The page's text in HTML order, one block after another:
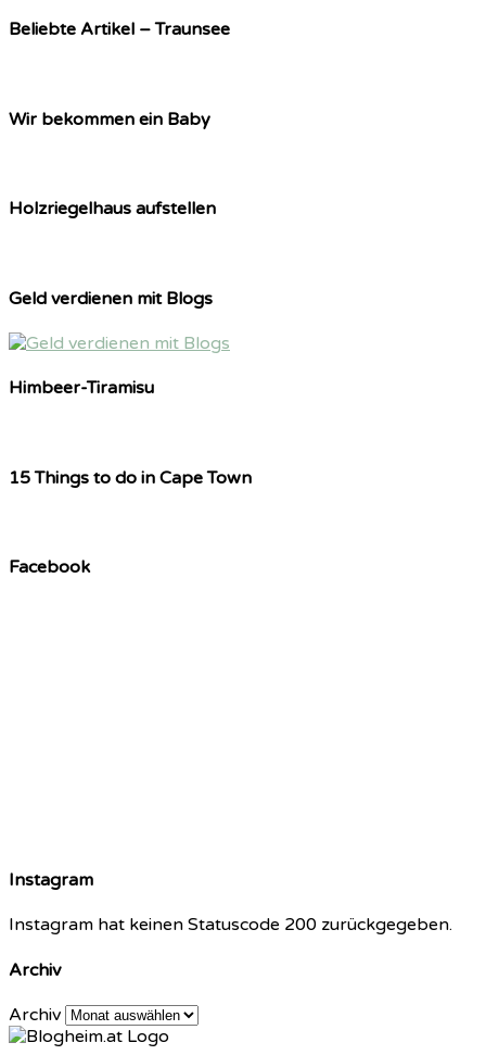
Beliebte Artikel – Traunsee
Wir bekommen ein Baby
Holzriegelhaus aufstellen
Geld verdienen mit Blogs
Himbeer-Tiramisu
15 Things to do in Cape Town
Facebook
Instagram
Instagram hat keinen Statuscode 200 zurückgegeben.
Archiv
Archiv